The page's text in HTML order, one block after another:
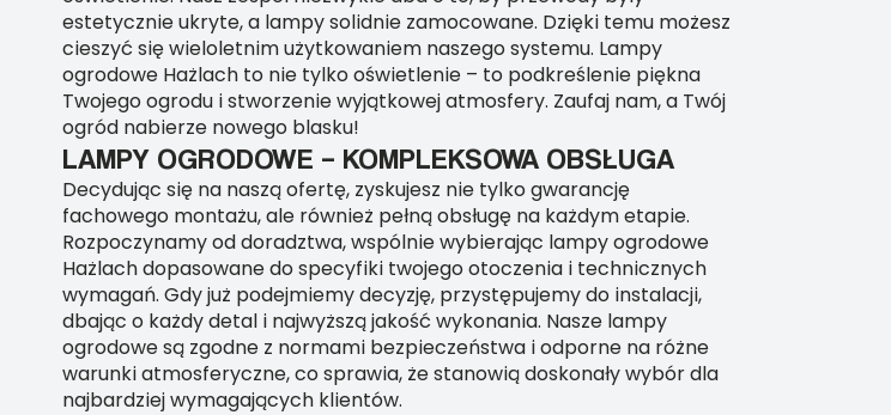
estetycznie ukryte, a lampy solidnie zamocowane. Dzięki temu możesz
cieszyć się wieloletnim użytkowaniem naszego systemu. Lampy
ogrodowe Hażlach to nie tylko oświetlenie – to podkreślenie piękna
Twojego ogrodu i stworzenie wyjątkowej atmosfery. Zaufaj nam, a Twój
ogród nabierze nowego blasku!
LAMPY OGRODOWE – KOMPLEKSOWA OBSŁUGA
Decydując się na naszą ofertę, zyskujesz nie tylko gwarancję
fachowego montażu, ale również pełną obsługę na każdym etapie.
Rozpoczynamy od doradztwa, wspólnie wybierając lampy ogrodowe
Hażlach dopasowane do specyfiki twojego otoczenia i technicznych
wymagań. Gdy już podejmiemy decyzję, przystępujemy do instalacji,
dbając o każdy detal i najwyższą jakość wykonania. Nasze lampy
ogrodowe są zgodne z normami bezpieczeństwa i odporne na różne
warunki atmosferyczne, co sprawia, że stanowią doskonały wybór dla
najbardziej wymagających klientów.